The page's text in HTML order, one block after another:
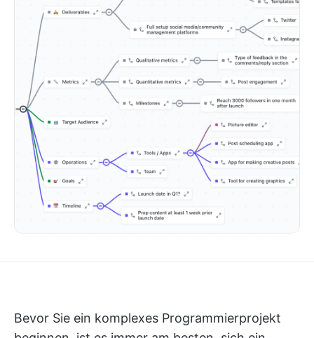
Bevor Sie ein komplexes Programmierprojekt